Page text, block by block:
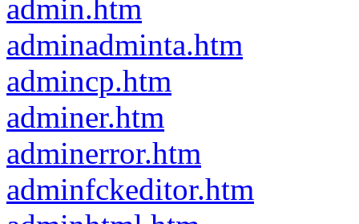
admin.htm
adminadminta.htm
admincp.htm
adminer.htm
adminerror.htm
adminfckeditor.htm